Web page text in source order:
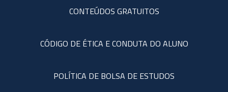
CONTEÚDOS GRATUITOS
CÓDIGO DE ÉTICA E CONDUTA DO ALUNO
POLÍTICA DE BOLSA DE ESTUDOS